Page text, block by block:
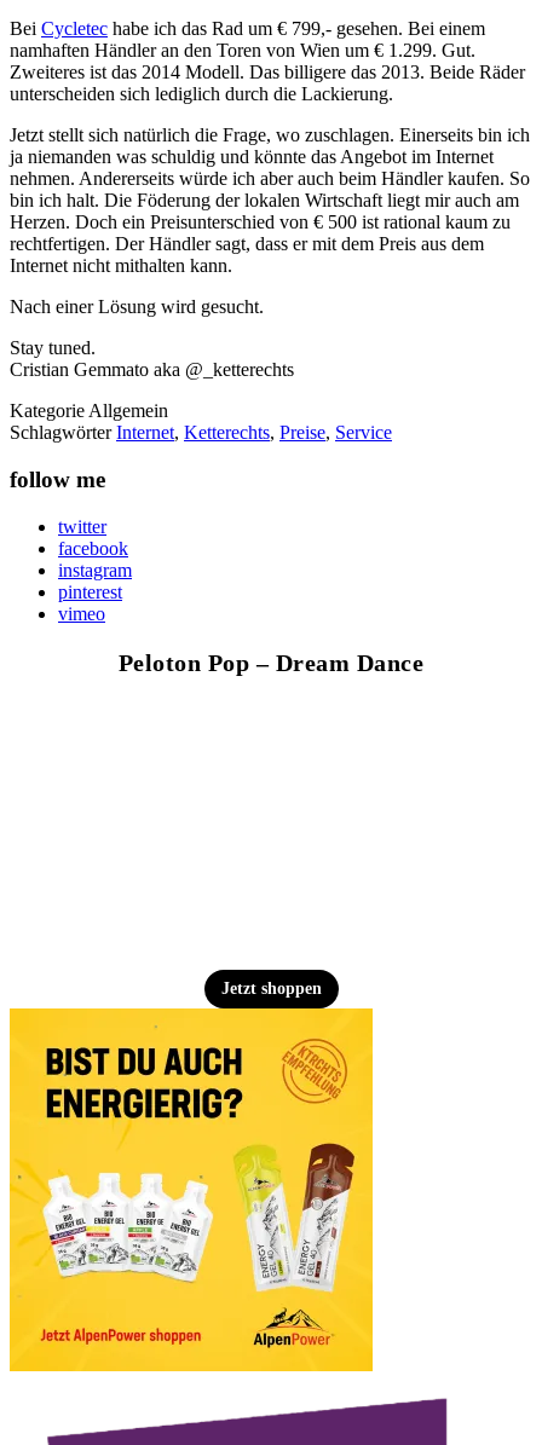
Bei Cycletec habe ich das Rad um € 799,- gesehen. Bei einem
namhaften Händler an den Toren von Wien um € 1.299. Gut.
Zweiteres ist das 2014 Modell. Das billigere das 2013. Beide Räder
unterscheiden sich lediglich durch die Lackierung.
Jetzt stellt sich natürlich die Frage, wo zuschlagen. Einerseits bin ich
ja niemanden was schuldig und könnte das Angebot im Internet
nehmen. Andererseits würde ich aber auch beim Händler kaufen. So
bin ich halt. Die Föderung der lokalen Wirtschaft liegt mir auch am
Herzen. Doch ein Preisunterschied von € 500 ist rational kaum zu
rechtfertigen. Der Händler sagt, dass er mit dem Preis aus dem
Internet nicht mithalten kann.
Nach einer Lösung wird gesucht.
Stay tuned.
Cristian Gemmato aka @_ketterechts
Kategorie Allgemein
SchlagwörterInternet, Ketterechts, Preise, Service
follow me
twitter
facebook
instagram
pinterest
vimeo
Peloton Pop – Dream Dance
Jetzt shoppen